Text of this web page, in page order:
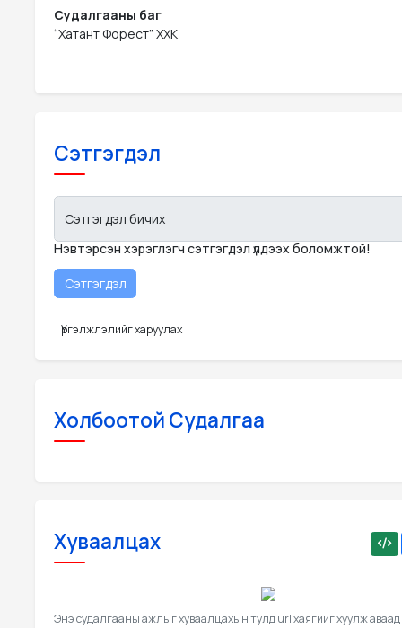
Судалгааны баг
“Хатант Форест” ХХК
Сэтгэгдэл
Сэтгэгдэл бичих
Нэвтэрсэн хэрэглэгч сэтгэгдэл үлдээх боломжтой!
Үргэлжлэлийг харуулах
Холбоотой Судалгаа
Хуваалцах
Энэ судалгааны ажлыг хуваалцахын тулд url хаягийг хуулж аваад